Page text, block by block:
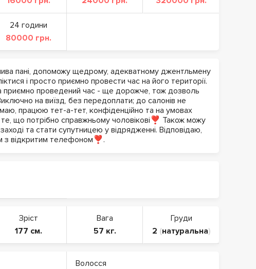
24 години
80000 грн.
пані, допоможу щедрому, адекватному джентльмену
і просто приємно провести час на його території.
приємно проведений час - ще дорожче, тож дозволь
на виїзд, без передоплати; до салонів не
працюю тет-а-тет, конфіденційно та на умовах
що потрібно справжньому чоловікові❣️ Також можу
та стати супутницею у відрядженні. Відповідаю,
з відкритим телефоном❣️.
Зріст
177 см.
Вага
57 кг.
Груди
2 (натуральна)
Волосся